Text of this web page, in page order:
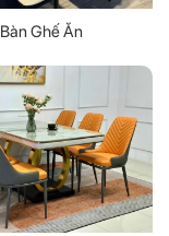
Bàn Ghế Ăn